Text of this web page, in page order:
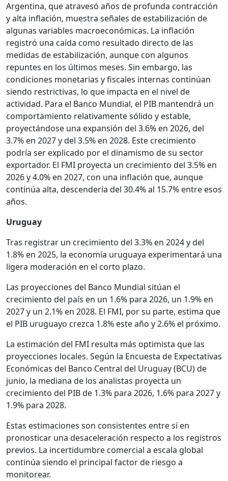
Argentina, que atravesó años de profunda contracción
y alta inflación, muestra señales de estabilización de
algunas variables macroeconómicas. La inflación
registró una caída como resultado directo de las
medidas de estabilización, aunque con algunos
repuntes en los últimos meses. Sin embargo, las
condiciones monetarias y fiscales internas continúan
siendo restrictivas, lo que impacta en el nivel de
actividad. Para el Banco Mundial, el PIB mantendrá un
comportamiento relativamente sólido y estable,
proyectándose una expansión del 3.6% en 2026, del
3.7% en 2027 y del 3.5% en 2028. Este crecimiento
podría ser explicado por el dinamismo de su sector
exportador. El FMI proyecta un crecimiento del 3.5% en
2026 y 4.0% en 2027, con una inflación que, aunque
continúa alta, descendería del 30.4% al 15.7% entre esos
años.
Uruguay
Tras registrar un crecimiento del 3.3% en 2024 y del
1.8% en 2025, la economía uruguaya experimentará una
ligera moderación en el corto plazo.
Las proyecciones del Banco Mundial sitúan el
crecimiento del país en un 1.6% para 2026, un 1.9% en
2027 y un 2.1% en 2028. El FMI, por su parte, estima que
el PIB uruguayo crezca 1.8% este año y 2.6% el próximo.
La estimación del FMI resulta más optimista que las
proyecciones locales. Según la Encuesta de Expectativas
Económicas del Banco Central del Uruguay (BCU) de
junio, la mediana de los analistas proyecta un
crecimiento del PIB de 1.3% para 2026, 1.6% para 2027 y
1.9% para 2028.
Estas estimaciones son consistentes entre sí en
pronosticar una desaceleración respecto a los registros
previos. La incertidumbre comercial a escala global
continúa siendo el principal factor de riesgo a
monitorear.